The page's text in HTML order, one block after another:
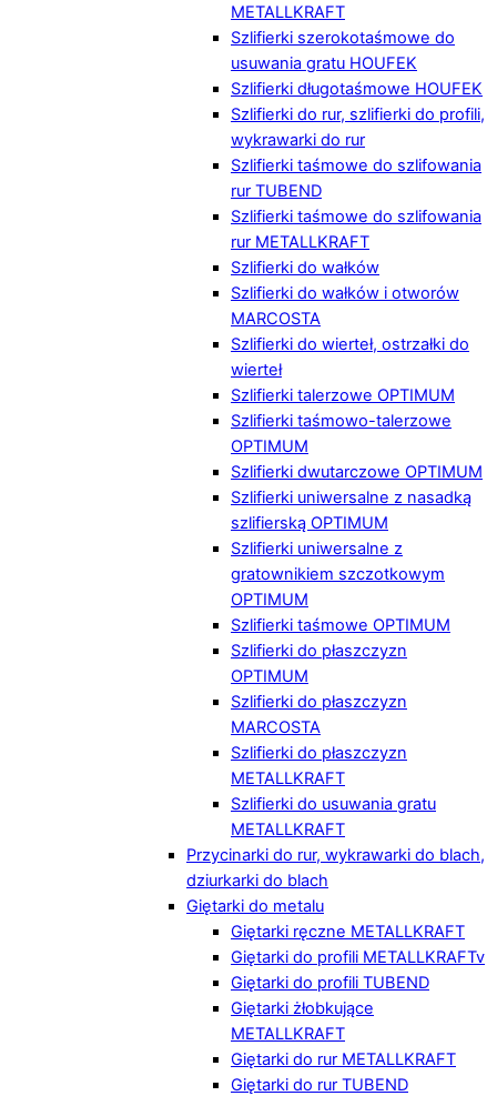
METALLKRAFT
Szlifierki szerokotaśmowe do
usuwania gratu HOUFEK
Szlifierki długotaśmowe HOUFEK
Szlifierki do rur, szlifierki do profili,
wykrawarki do rur
Szlifierki taśmowe do szlifowania
rur TUBEND
Szlifierki taśmowe do szlifowania
rur METALLKRAFT
Szlifierki do wałków
Szlifierki do wałków i otworów
MARCOSTA
Szlifierki do wierteł, ostrzałki do
wierteł
Szlifierki talerzowe OPTIMUM
Szlifierki taśmowo-talerzowe
OPTIMUM
Szlifierki dwutarczowe OPTIMUM
Szlifierki uniwersalne z nasadką
szlifierską OPTIMUM
Szlifierki uniwersalne z
gratownikiem szczotkowym
OPTIMUM
Szlifierki taśmowe OPTIMUM
Szlifierki do płaszczyzn
OPTIMUM
Szlifierki do płaszczyzn
MARCOSTA
Szlifierki do płaszczyzn
METALLKRAFT
Szlifierki do usuwania gratu
METALLKRAFT
Przycinarki do rur, wykrawarki do blach,
dziurkarki do blach
Giętarki do metalu
Giętarki ręczne METALLKRAFT
Giętarki do profili METALLKRAFTv
Giętarki do profili TUBEND
Giętarki żłobkujące
METALLKRAFT
Giętarki do rur METALLKRAFT
Giętarki do rur TUBEND